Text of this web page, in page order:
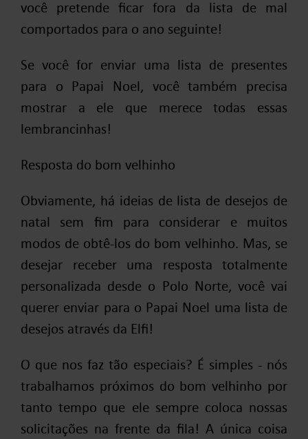
você pretende ficar fora da lista de mal
comportados para o ano seguinte!
Se você for enviar uma lista de presentes
para o Papai Noel, você também precisa
mostrar a ele que merece todas essas
lembrancinhas!
Resposta do bom velhinho
Obviamente, há ideias de lista de desejos de
natal sem fim para considerar e muitos
modos de obtê-los do bom velhinho. Mas, se
desejar receber uma resposta totalmente
personalizada desde o Polo Norte, você vai
querer enviar para o Papai Noel uma lista de
desejos através da Elfi!
O que nos faz tão especiais? É simples - nós
trabalhamos próximos do bom velhinho por
tanto tempo que ele sempre coloca nossas
solicitações na frente da fila! A única coisa